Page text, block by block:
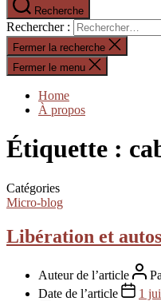
Recherche
Rechercher :
Fermer la recherche
Fermer le menu
Home
À propos
Étiquette :
Catégories
Micro-blog
Libération et
Auteur de l’article
Date de l’article
1